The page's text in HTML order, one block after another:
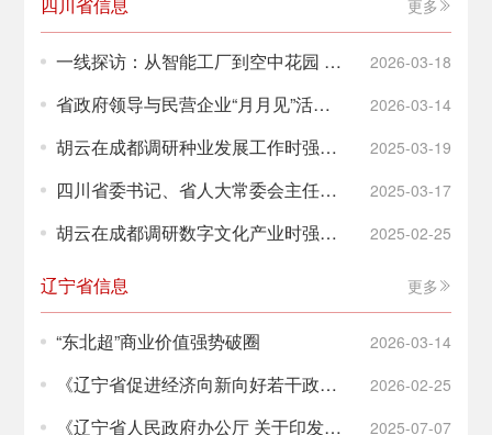
更多
一线探访：从智能工厂到空中花园 四
2026-03-18
省政府领导与民营企业“月月见”活动
强链
2026-03-14
胡云在成都调研种业发展工作时强调
质量发展水平
2025-03-19
四川省委书记、省人大常委会主任王
推动四川高质量发展
2025-03-17
胡云在成都调研数字文化产业时强调
化产品不断涌现
2025-02-25
辽宁省信息 更多
“东北超”商业价值强势破圈 2026-03-14
《辽宁省促进经济向新向好若干政策
2026-02-25
《辽宁省人民政府办公厅 关于印发
2025-07-07